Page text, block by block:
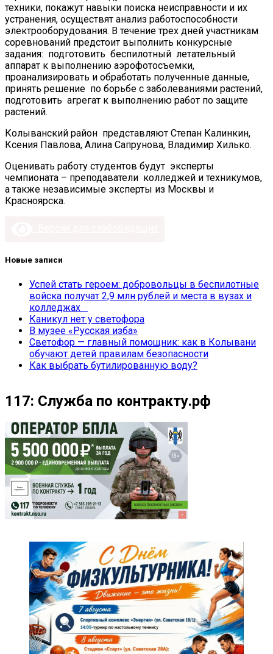
техники, покажут навыки поиска неисправности и их
устранения, осуществят анализ работоспособности
электрооборудования. В течение трех дней участникам
соревнований предстоит выполнить конкурсные
задания: подготовить беспилотный летательный
аппарат к выполнению аэрофотосъемки,
проанализировать и обработать полученные данные,
принять решение по борьбе с заболеваниями растений,
подготовить агрегат к выполнению работ по защите
растений.
Колыванский район представляют Степан Калинкин,
Ксения Павлова, Алина Сапрунова, Владимир Хилько.
Оценивать работу студентов будут эксперты
чемпионата – преподаватели колледжей и техникумов,
а также независимые эксперты из Москвы и
Красноярска.
Новые записи
Успей стать героем: добровольцы в беспилотные
войска получат 2,9 млн рублей и места в вузах и
колледжах
Каникул нет у светофора
В музее «Русская изба»
Светофор — главный помощник: как в Колывани
обучают детей правилам безопасности
Как выбрать бутилированную воду?
117: Служба по контракту.рф